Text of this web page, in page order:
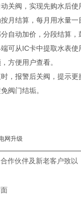
关阀，实现先购水后使
月结算，每月用水量一
自动加价，分段结算，
可从IC卡中提取水表
方便用户查看。
，报警后关阀，提示
阀门结垢。
网升级
作伙伴及新老客户致以